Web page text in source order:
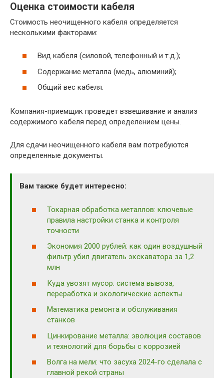
Оценка стоимости кабеля
Стоимость неочищенного кабеля определяется
несколькими факторами:
Вид кабеля (силовой, телефонный и т.д.);
Содержание металла (медь, алюминий);
Общий вес кабеля.
Компания-приемщик проведет взвешивание и анализ
содержимого кабеля перед определением цены.
Для сдачи неочищенного кабеля вам потребуются
определенные документы.
Вам также будет интересно:
Токарная обработка металлов: ключевые
правила настройки станка и контроля
точности
Экономия 2000 рублей: как один воздушный
фильтр убил двигатель экскаватора за 1,2
млн
Куда увозят мусор: система вывоза,
переработка и экологические аспекты
Математика ремонта и обслуживания
станков
Цинкирование металла: эволюция составов
и технологий для борьбы с коррозией
Волга на мели: что засуха 2024-го сделала с
главной рекой страны